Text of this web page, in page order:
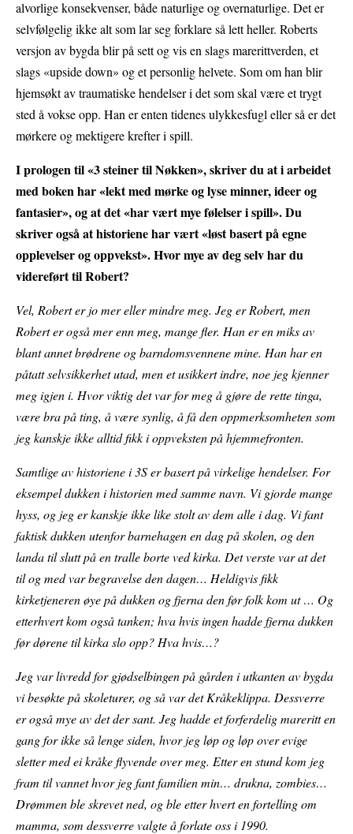
alvorlige konsekvenser, både naturlige og overnaturlige. Det er
selvfølgelig ikke alt som lar seg forklare så lett heller. Roberts
versjon av bygda blir på sett og vis en slags marerittverden, et
slags «upside down» og et personlig helvete. Som om han blir
hjemsøkt av traumatiske hendelser i det som skal være et trygt
sted å vokse opp. Han er enten tidenes ulykkesfugl eller så er det
mørkere og mektigere krefter i spill.
I prologen til «3 steiner til Nøkken», skriver du at i arbeidet
med boken har «lekt med mørke og lyse minner, ideer og
fantasier», og at det «har vært mye følelser i spill». Du
skriver også at historiene har vært «løst basert på egne
opplevelser og oppvekst». Hvor mye av deg selv har du
videreført til Robert?
Vel, Robert er jo mer eller mindre meg. Jeg er Robert, men
Robert er også mer enn meg, mange fler. Han er en miks av
blant annet brødrene og barndomsvennene mine. Han har en
påtatt selvsikkerhet utad, men et usikkert indre, noe jeg kjenner
meg igjen i. Hvor viktig det var for meg å gjøre de rette tinga,
være bra på ting, å være synlig, å få den oppmerksomheten som
jeg kanskje ikke alltid fikk i oppveksten på hjemmefronten.
Samtlige av historiene i 3S er basert på virkelige hendelser. For
eksempel dukken i historien med samme navn. Vi gjorde mange
hyss, og jeg er kanskje ikke like stolt av dem alle i dag. Vi fant
faktisk dukken utenfor barnehagen en dag på skolen, og den
landa til slutt på en tralle borte ved kirka. Det verste var at det
til og med var begravelse den dagen… Heldigvis fikk
kirketjeneren øye på dukken og fjerna den før folk kom ut … Og
etterhvert kom også tanken; hva hvis ingen hadde fjerna dukken
før dørene til kirka slo opp? Hva hvis…?
Jeg var livredd for gjødselbingen på gården i utkanten av bygda
vi besøkte på skoleturer, og så var det Kråkeklippa. Dessverre
er også mye av det der sant. Jeg hadde et forferdelig mareritt en
gang for ikke så lenge siden, hvor jeg løp og løp over evige
sletter med ei kråke flyvende over meg. Etter en stund kom jeg
fram til vannet hvor jeg fant familien min… drukna, zombies…
Drømmen ble skrevet ned, og ble etter hvert en fortelling om
mamma, som dessverre valgte å forlate oss i 1990.